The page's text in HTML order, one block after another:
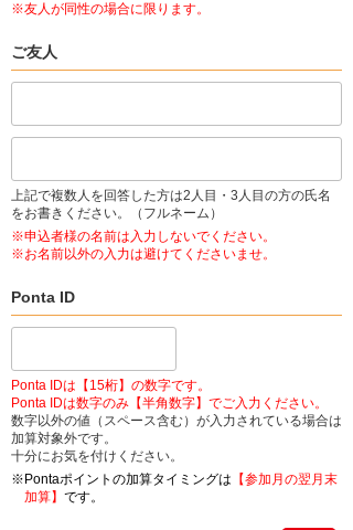
※友人が同性の場合に限ります。
ご友人
上記で複数人を回答した方は2人目・3人目の方の氏名
をお書きください。（フルネーム）
※申込者様の名前は入力しないでください。
※お名前以外の入力は避けてくださいませ。
Ponta ID
Ponta IDは【15桁】の数字です。
Ponta IDは数字のみ【半角数字】でご入力ください。
数字以外の値（スペース含む）が入力されている場合は
加算対象外です。
十分にお気を付けください。
※Pontaポイントの加算タイミングは 【参加月の翌月末
加算】 です。